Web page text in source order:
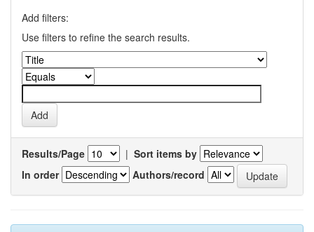
Add filters:
Use filters to refine the search results.
Results/Page | Sort items by
In order
Authors/record